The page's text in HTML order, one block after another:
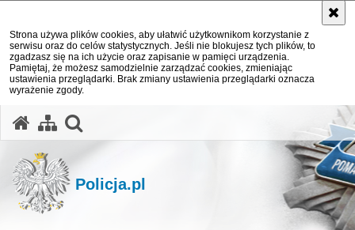
Strona używa plików cookies, aby ułatwić użytkownikom korzystanie z
serwisu oraz do celów statystycznych. Jeśli nie blokujesz tych plików, to
zgadzasz się na ich użycie oraz zapisanie w pamięci urządzenia.
Pamiętaj, że możesz samodzielnie zarządzać cookies, zmieniając
ustawienia przeglądarki. Brak zmiany ustawienia przeglądarki oznacza
wyrażenie zgody.
Policja.pl